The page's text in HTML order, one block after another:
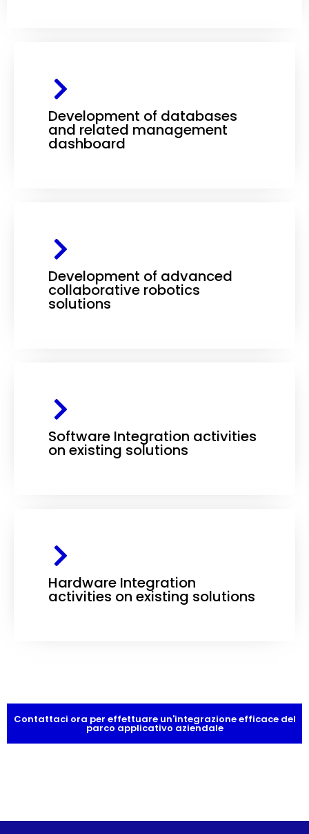
Development of databases
and related management
dashboard
Development of advanced
collaborative robotics
solutions
Software Integration activities
on existing solutions
Hardware Integration
activities on existing solutions
Contattaci ora per effettuare un'integrazione efficace del
parco applicativo aziendale